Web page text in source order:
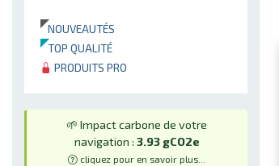
NOUVEAUTÉS
TOP QUALITÉ
PRODUITS PRO
🌱 Impact carbone de votre
navigation : 3.93 gCO2e
cliquez pour en savoir plus...